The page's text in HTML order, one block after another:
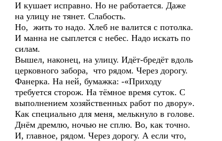
И кушает исправно. Но не работается. Даже
на улицу не тянет. Слабость.
Но, жить то надо. Хлеб не валится с потолка.
И манна не сыплется с небес. Надо искать по
силам.
Вышел, наконец, на улицу. Идёт-бредёт вдоль
церковного забора, что рядом. Через дорогу.
Фанерка. На ней, бумажка: -«Приходу
требуется сторож. На тёмное время суток. С
выполнением хозяйственных работ по двору».
Как специально для меня, мелькнуло в голове.
Днём дремлю, ночью не сплю. Во, как точно.
И, главное, рядом. Через дорогу. А если что,